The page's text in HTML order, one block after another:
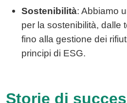
Sostenibilità: Abbiamo
per la sostenibilità, dalle
fino alla gestione dei
principi di ESG.
Storie di